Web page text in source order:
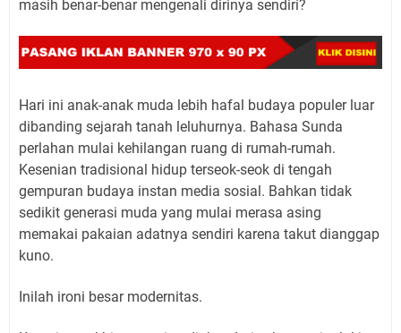
masih benar-benar mengenali dirinya sendiri?
Hari ini anak-anak muda lebih hafal budaya populer luar
dibanding sejarah tanah leluhurnya. Bahasa Sunda
perlahan mulai kehilangan ruang di rumah-rumah.
Kesenian tradisional hidup terseok-seok di tengah
gempuran budaya instan media sosial. Bahkan tidak
sedikit generasi muda yang mulai merasa asing
memakai pakaian adatnya sendiri karena takut dianggap
kuno.
Inilah ironi besar modernitas.